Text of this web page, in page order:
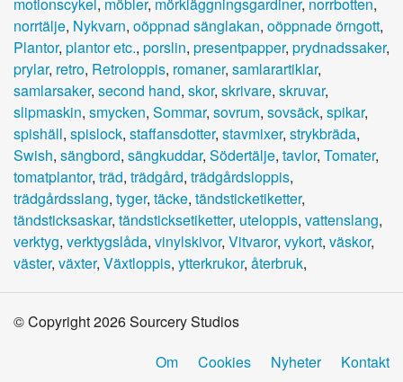
norrtälje, Nykvarn, oöppnad sänglakan, oöppnade örngott,
Plantor, plantor etc., porslin, presentpapper, prydnadssaker,
prylar, retro, Retroloppis, romaner, samlarartiklar,
samlarsaker, second hand, skor, skrivare, skruvar,
slipmaskin, smycken, Sommar, sovrum, sovsäck, spikar,
spishäll, spislock, staffansdotter, stavmixer, strykbräda,
Swish, sängbord, sängkuddar, Södertälje, tavlor, Tomater,
tomatplantor, träd, trädgård, trädgårdsloppis,
trädgårdsslang, tyger, täcke, tändsticketiketter,
tändsticksaskar, tändsticksetiketter, uteloppis, vattenslang,
verktyg, verktygslåda, vinylskivor, Vitvaror, vykort, väskor,
väster, växter, Växtloppis, ytterkrukor, återbruk,
© Copyright 2026 Sourcery Studios
Om
Cookies Nyheter Kontakt